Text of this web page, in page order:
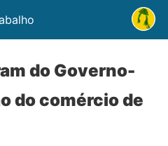
do Governo-
do comércio de